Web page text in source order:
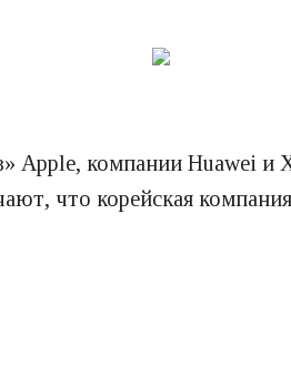
Apple, компании Huawei и
что корейская